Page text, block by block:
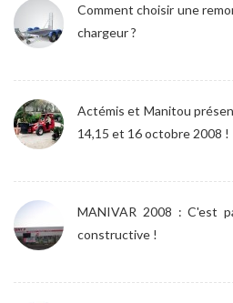
Comment choisir une
chargeur ?
Actémis et Manitou
14,15 et 16 octobre 2008 !
MANIVAR 2008 : C'est
constructive !